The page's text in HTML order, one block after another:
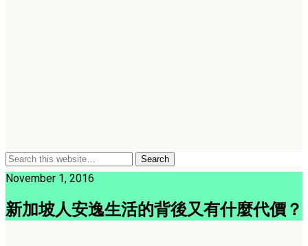
November 1, 2016
新加坡人安逸生活的背後又有什麼代價？